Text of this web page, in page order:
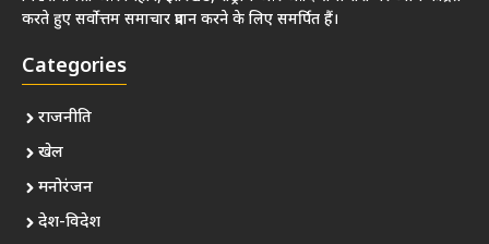
करते हुए सर्वोत्तम समाचार प्रदान करने के लिए समर्पित हैं।
Categories
राजनीति
खेल
मनोरंजन
देश-विदेश